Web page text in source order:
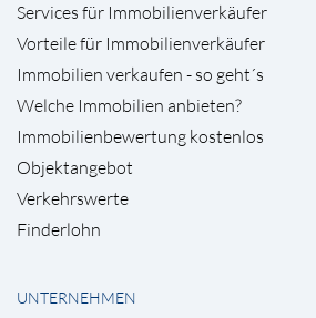
Services für Immobilienverkäufer
Vorteile für Immobilienverkäufer
Immobilien verkaufen - so geht´s
Welche Immobilien anbieten?
Immobilienbewertung kostenlos
Objektangebot
Verkehrswerte
Finderlohn
UNTERNEHMEN